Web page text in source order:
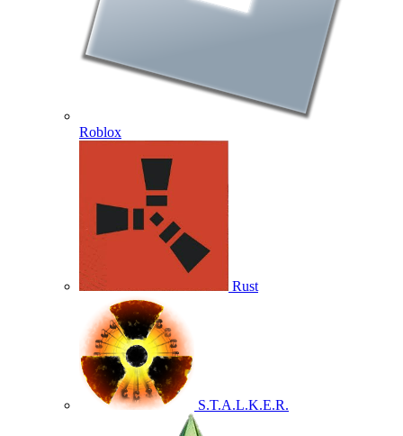
Roblox
Rust
S.T.A.L.K.E.R.